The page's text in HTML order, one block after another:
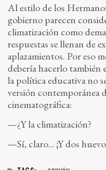
Al estilo de los
gobierno parecen
climatización como
respuestas se llenan de
aplazamientos. Por eso
debería hacerlo
la política educativa no
versión contemporánea
cinematográfica:
—¿Y la climatización?
—Sí, claro... ¡Y dos